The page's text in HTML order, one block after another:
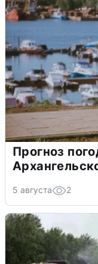
Прогноз
5 августа 2